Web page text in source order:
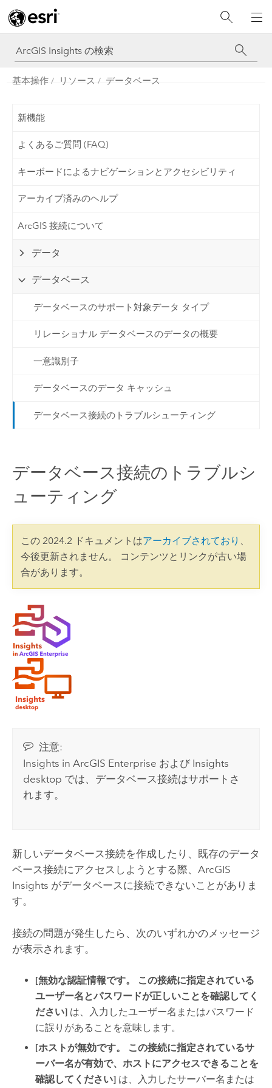
基本操作 リソース データベース
新機能
よくあるご質問 (FAQ)
キーボードによるナビゲーションとアクセシビリティ
アーカイブ済みのヘルプ
ArcGIS 接続について
データ
データベース
データベースのサポート対象データ タイプ
リレーショナル データベースのデータの概要
一意識別子
データベースのデータ キャッシュ
データベース接続のトラブルシューティング
データベース接続のトラブルシ
ューティング
この 2024.2 ドキュメントはアーカイブされており 、
今後更新されません。 コンテンツとリンクが古い場
合があります。
注意:
Insights in ArcGIS Enterprise および Insights
desktop では、データベース接続はサポートさ
れます。
新しいデータベース接続を作成したり、既存のデータ
ベース接続にアクセスしようとする際、 ArcGIS
Insights がデータベースに接続できないことがありま
す。
接続の問題が発生したら、次のいずれかのメッセージ
が表示されます。
[無効な認証情報です。 この接続に指定されている
ユーザー名とパスワードが正しいことを確認してく
ださい] は、入力したユーザー名またはパスワード
に誤りがあることを意味します。
[ホストが無効です。 この接続に指定されているサ
ーバー名が有効で、ホストにアクセスできることを
確認してください] は、入力したサーバー名または